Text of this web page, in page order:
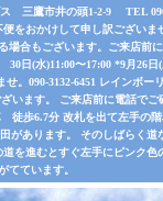
三鷹市井の頭1-2-9 TEL
おかけして申し訳ございま
合もございます。ご来店前
)11:00〜17:00 *9月26日(
。090-3132-6451 レインボ
います。 ご来店前に電話で
歩6.7分 改札を出て左手の
があります。 そのしばらく
を進むとすぐ左手にピンク
てています。